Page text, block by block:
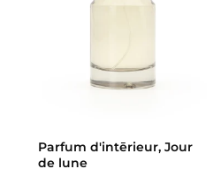
Parfum d'intērieur, Jour
de lune